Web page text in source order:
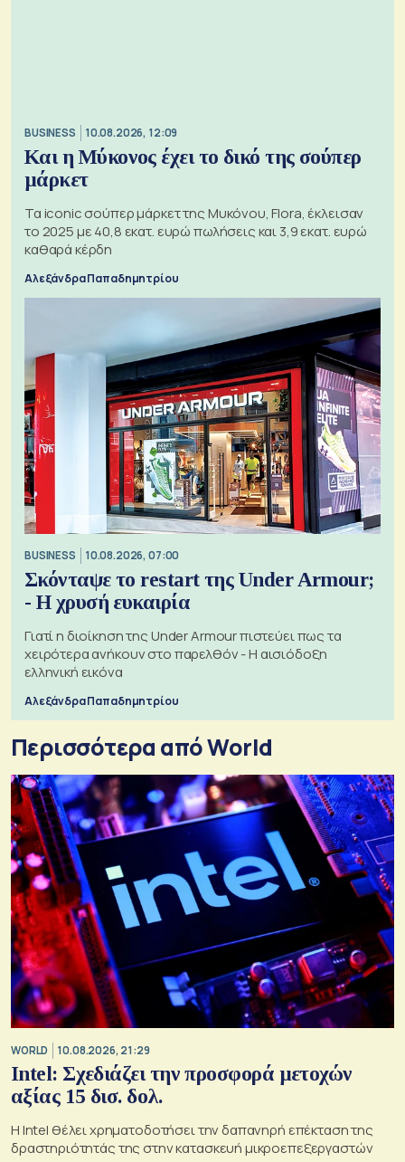
BUSINESS 10.08.2026, 12:09
Και η Μύκονος έχει το δικό της σούπερ
μάρκετ
Τα iconic σούπερ μάρκετ της Μυκόνου, Flora, έκλεισαν
το 2025 με 40,8 εκατ. ευρώ πωλήσεις και 3,9 εκατ. ευρώ
καθαρά κέρδη
Αλεξάνδρα Παπαδημητρίου
BUSINESS 10.08.2026, 07:00
Σκόνταψε το restart της Under Armour;
- Η χρυσή ευκαιρία
Γιατί η διοίκηση της Under Armour πιστεύει πως τα
χειρότερα ανήκουν στο παρελθόν - Η αισιόδοξη
ελληνική εικόνα
Αλεξάνδρα Παπαδημητρίου
Περισσότερα από World
WORLD 10.08.2026, 21:29
Intel: Σχεδιάζει την προσφορά μετοχών
αξίας 15 δισ. δολ.
Η Intel θέλει χρηματοδοτήσει την δαπανηρή επέκταση της
δραστηριότητάς της στην κατασκευή μικροεπεξεργαστών